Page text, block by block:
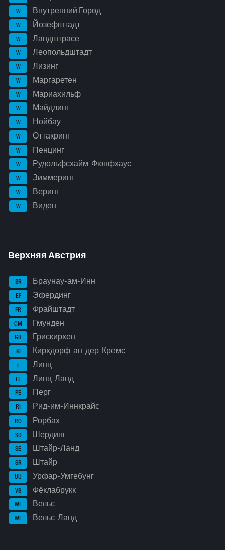
W Внутренний Город
W Йозефштадт
W Ландштрасе
W Леопольдштадт
W Лизинг
W Маргаретен
W Мариахильф
W Майдлинг
W Нойбау
W Оттакринг
W Пенцинг
W Рудольфсхайм-Фюнфхаус
W Зиммеринг
W Веринг
W Виден
Верхняя Австрия
BR Браунау-ам-Инн
EF Эфердинг
FR Фрайштадт
GM Гмунден
GR Грискирхен
KI Кирхдорф-ан-дер-Кремс
L Линц
LL Линц-Ланд
PE Перг
RI Рид-им-Иннкрайс
RO Рорбах
SD Шердинг
SE Штайр-Ланд
SR Штайр
UU Урфар-Умгебунг
VB Фёклабрукк
WE Вельс
WL Вельс-Ланд